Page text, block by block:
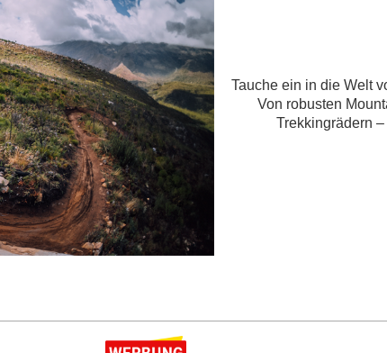
Tauche ein in die Welt
Von robusten
Trekkingrädern